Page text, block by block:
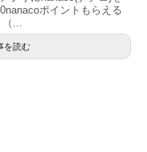
ポイントもらえる
（...
を読む